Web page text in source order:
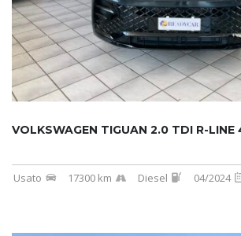
Usato 17300 km Diesel 04/2024